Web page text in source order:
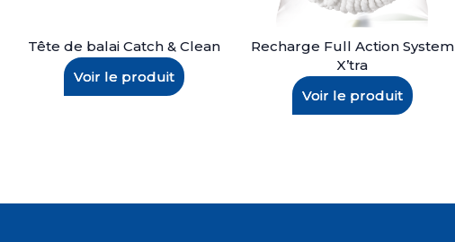
Tête de balai Catch & Clean
Voir le produit
Recharge Full Action System
X’tra
Voir le produit